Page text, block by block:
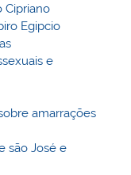
Cipriano
Egipcio
e
amarrações
são José e